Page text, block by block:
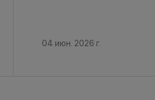
04 июн. 2026 г.